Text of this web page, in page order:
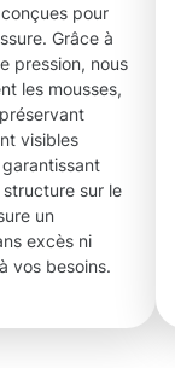
pour
Grâce à
pression, nous
les mousses,
visibles
sur le
un
excès ni
vos besoins.